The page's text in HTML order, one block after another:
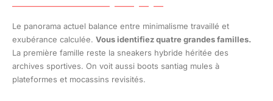
Le panorama actuel balance entre minimalisme travaillé et
exubérance calculée. Vous identifiez quatre grandes familles.
La première famille reste la sneakers hybride héritée des
archives sportives. On voit aussi boots santiag mules à
plateformes et mocassins revisités.